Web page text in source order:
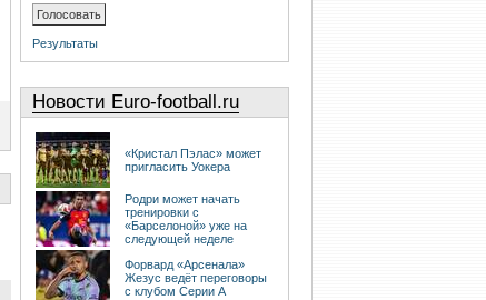
Результаты
Новости Euro-football.ru
«Кристал Пэлас» может
пригласить Уокера
Родри может начать
тренировки с
«Барселоной» уже на
следующей неделе
Форвард «Арсенала»
Жезус ведёт переговоры
с клубом Серии А